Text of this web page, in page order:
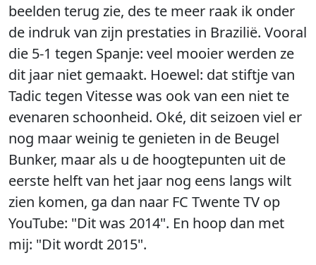
beelden terug zie, des te meer raak ik onder
de indruk van zijn prestaties in Brazilië. Vooral
die 5-1 tegen Spanje: veel mooier werden ze
dit jaar niet gemaakt. Hoewel: dat stiftje van
Tadic tegen Vitesse was ook van een niet te
evenaren schoonheid. Oké, dit seizoen viel er
nog maar weinig te genieten in de Beugel
Bunker, maar als u de hoogtepunten uit de
eerste helft van het jaar nog eens langs wilt
zien komen, ga dan naar FC Twente TV op
YouTube: "Dit was 2014". En hoop dan met
mij: "Dit wordt 2015".